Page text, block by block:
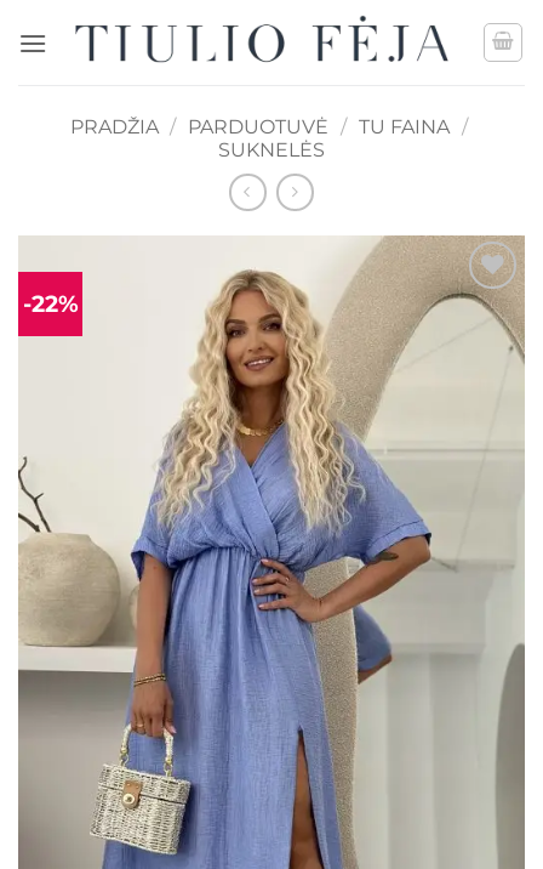
PRADŽIA / PARDUOTUVĖ / TU FAINA /
SUKNELĖS
-22% Mėgstamiausias